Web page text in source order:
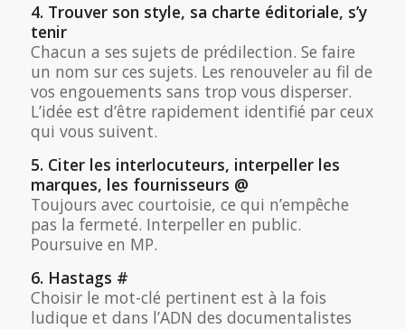
4. Trouver son style, sa charte éditoriale, s’y
tenir
Chacun a ses sujets de prédilection. Se faire
un nom sur ces sujets. Les renouveler au fil de
vos engouements sans trop vous disperser.
L’idée est d’être rapidement identifié par ceux
qui vous suivent.
5. Citer les interlocuteurs, interpeller les
marques, les fournisseurs @
Toujours avec courtoisie, ce qui n’empêche
pas la fermeté. Interpeller en public.
Poursuive en MP.
6. Hastags #
Choisir le mot-clé pertinent est à la fois
ludique et dans l’ADN des documentalistes